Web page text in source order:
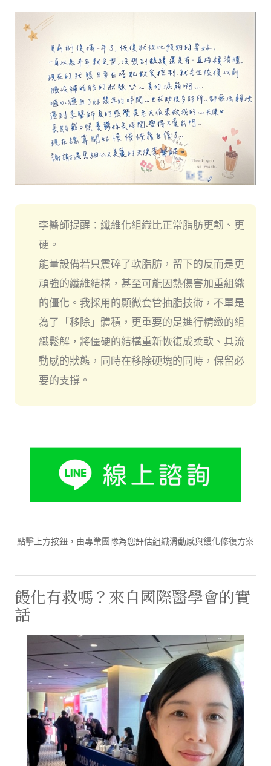
李醫師提醒：纖維化組織比正常脂肪更韌、更
硬。
能量設備若只震碎了軟脂肪，留下的反而是更
頑強的纖維結構，甚至可能因熱傷害加重組織
的僵化。我採用的顯微套管抽脂技術，不單是
為了「移除」體積，更重要的是進行精緻的組
織鬆解，將僵硬的結構重新恢復成柔軟、具流
動感的狀態，同時在移除硬塊的同時，保留必
要的支撐。
點擊上方按鈕，由專業團隊為您評估組織滑動感與饅化修復方案
饅化有救嗎？來自國際醫學會的實
話